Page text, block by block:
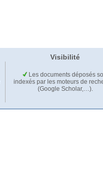
Visibilité
Les documents déposés
indexés par les moteurs de
(Google Scholar,…).